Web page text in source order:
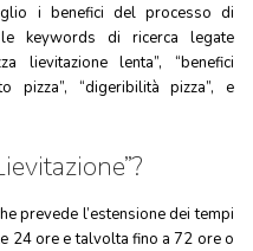
i benefici del processo di
keywords di ricerca legate
lievitazione lenta”, “benefici
pizza”, “digeribilità pizza”, e
prevede l’estensione dei tempi
24 ore e talvolta fino a 72 ore o